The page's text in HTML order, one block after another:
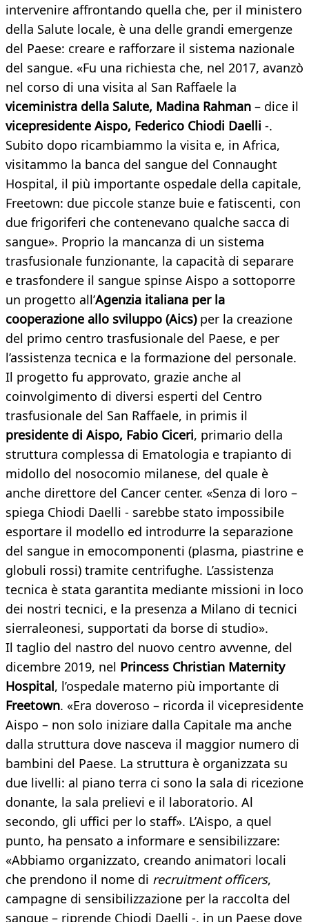
intervenire affrontando quella che, per il ministero
della Salute locale, è una delle grandi emergenze
del Paese: creare e rafforzare il sistema nazionale
del sangue. «Fu una richiesta che, nel 2017, avanzò
nel corso di una visita al San Raffaele la
viceministra della Salute, Madina Rahman – dice il
vicepresidente Aispo, Federico Chiodi Daelli -.
Subito dopo ricambiammo la visita e, in Africa,
visitammo la banca del sangue del Connaught
Hospital, il più importante ospedale della capitale,
Freetown: due piccole stanze buie e fatiscenti, con
due frigoriferi che contenevano qualche sacca di
sangue». Proprio la mancanza di un sistema
trasfusionale funzionante, la capacità di separare
e trasfondere il sangue spinse Aispo a sottoporre
un progetto all’Agenzia italiana per la
cooperazione allo sviluppo (Aics)per la creazione
del primo centro trasfusionale del Paese, e per
l’assistenza tecnica e la formazione del personale.
Il progetto fu approvato, grazie anche al
coinvolgimento di diversi esperti del Centro
trasfusionale del San Raffaele, in primis il
presidente di Aispo, Fabio Ciceri, primario della
struttura complessa di Ematologia e trapianto di
midollo del nosocomio milanese, del quale è
anche direttore del Cancer center. «Senza di loro –
spiega Chiodi Daelli - sarebbe stato impossibile
esportare il modello ed introdurre la separazione
del sangue in emocomponenti (plasma, piastrine e
globuli rossi) tramite centrifughe. L’assistenza
tecnica è stata garantita mediante missioni in loco
dei nostri tecnici, e la presenza a Milano di tecnici
sierraleonesi, supportati da borse di studio».
Il taglio del nastro del nuovo centro avvenne, del
dicembre 2019, nel Princess Christian Maternity
Hospital, l’ospedale materno più importante di
Freetown. «Era doveroso – ricorda il vicepresidente
Aispo – non solo iniziare dalla Capitale ma anche
dalla struttura dove nasceva il maggior numero di
bambini del Paese. La struttura è organizzata su
due livelli: al piano terra ci sono la sala di ricezione
donante, la sala prelievi e il laboratorio. Al
secondo, gli uffici per lo staff». L’Aispo, a quel
punto, ha pensato a informare e sensibilizzare:
«Abbiamo organizzato, creando animatori locali
che prendono il nome di recruitment officers,
campagne di sensibilizzazione per la raccolta del
sangue – riprende Chiodi Daelli -, in un Paese dove